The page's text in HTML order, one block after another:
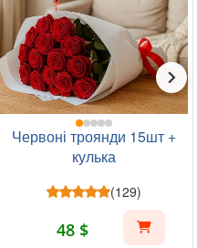
Червоні троянди 15шт +
кулька
(129)
48 $